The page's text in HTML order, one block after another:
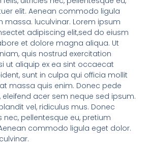
elit. Aenean commodo ligula
massa. luculvinar. Lorem ipsum
adipiscing elit,sed do eiusm
et dolore magna aliqua. Ut
quis nostrud exercitation
ut aliquip ex ea sint occaecat
sunt in culpa qui officia mollit
massa quis enim. Donec pede
eleifend acer sem neque sed ipsum.
vel, ridiculus mus. Donec
nec, pellentesque eu, pretium
commodo ligula eget dolor.